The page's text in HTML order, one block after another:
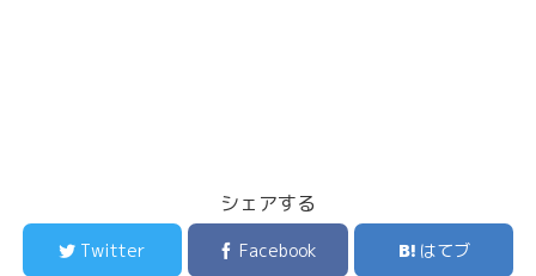
シェアする
Twitter Facebook はてブ